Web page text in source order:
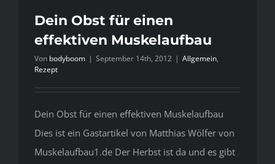
Dein Obst für einen
effektiven Muskelaufbau
Von bodyboom | September 14th, 2012 | Allgemein,
Rezept
Dein Obst für einen effektiven Muskelaufbau
Dies ist ein Gastartikel von Matthias Wölfer von
Muskelaufbau1.de Der Herbst ist da und es gibt